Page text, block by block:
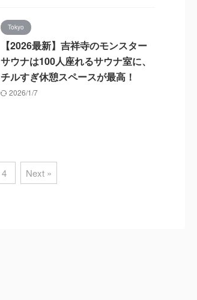
Tokyo
【2026最新】吉祥寺のモンスター
サウナは100人座れるサウナ室に、
チルすぎ休憩スペースが最高！
2026/1/7
4 Next »